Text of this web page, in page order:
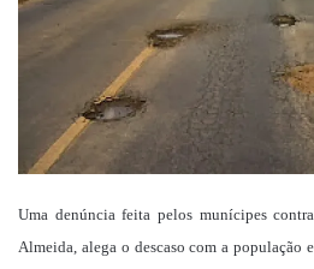
Uma denúncia feita pelos munícipes
Almeida, alega o descaso com a população